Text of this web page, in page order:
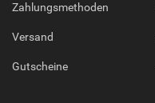
Zahlungsmethoden
Versand
Gutscheine